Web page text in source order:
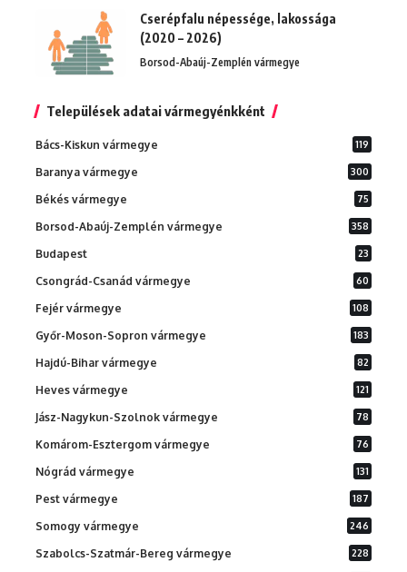
Cserépfalu népessége, lakossága
(2020 – 2026)
Borsod-Abaúj-Zemplén vármegye
Települések adatai vármegyénkként
Bács-Kiskun vármegye 119
Baranya vármegye 300
Békés vármegye 75
Borsod-Abaúj-Zemplén vármegye 358
Budapest 23
Csongrád-Csanád vármegye 60
Fejér vármegye 108
Győr-Moson-Sopron vármegye 183
Hajdú-Bihar vármegye 82
Heves vármegye 121
Jász-Nagykun-Szolnok vármegye 78
Komárom-Esztergom vármegye 76
Nógrád vármegye 131
Pest vármegye 187
Somogy vármegye 246
Szabolcs-Szatmár-Bereg vármegye 228